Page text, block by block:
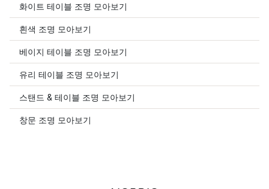
화이트 테이블 조명 모아보기
흰색 조명 모아보기
베이지 테이블 조명 모아보기
유리 테이블 조명 모아보기
스탠드 & 테이블 조명 모아보기
창문 조명 모아보기